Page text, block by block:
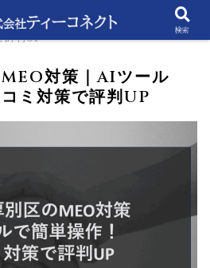
札幌市厚別区のMEO対策｜AIツー
評判UP
対策｜AIツール
ミ対策で評判UP
検索